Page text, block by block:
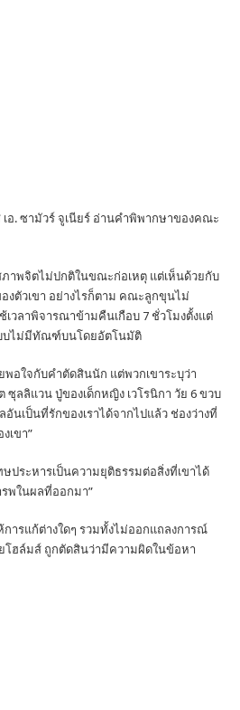
อ. ซามัวร์ จูเนียร์ อ่านคำพิพากษาของคณะ
าพจิตไม่ปกติในขณะก่อเหตุ แต่เห็นด้วยกับ
งตัวเขา อย่างไรก็ตาม คณะลูกขุนไม่
วลาพิจารณาข้ามคืนเกือบ 7 ชั่วโมงตั้งแต่
บไม่มีทัณฑ์บนโดยอัตโนมัติ
อใจกับคำตัดสินนัก แต่พวกเขาระบุว่า
ซุลลิแวน ปู่ของเด็กหญิง เวโรนิกา วัย 6 ขวบ
นเป็นที่รักของเราได้จากไปแล้ว ช่องว่างที่
เขา”
ประหารเป็นความยุติธรรมต่อสิ่งที่เขาได้
รพในผลที่ออกมา”
ารแก้ต่างใดๆ รวมทั้งไม่ออกแถลงการณ์
ยโฮล์มส์ ถูกตัดสินว่ามีความผิดในข้อหา